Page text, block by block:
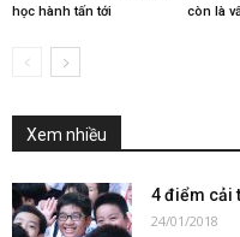
học hành tấn tới
còn là
Xem nhiều
4 điểm cải
24/01/2018